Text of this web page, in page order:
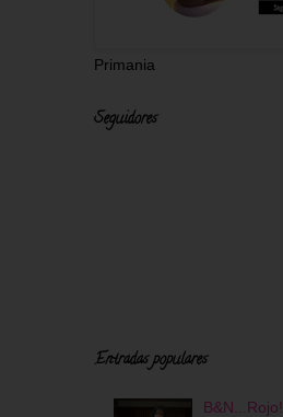
Primania
Seguidores
Entradas populares
B&N...Rojo!